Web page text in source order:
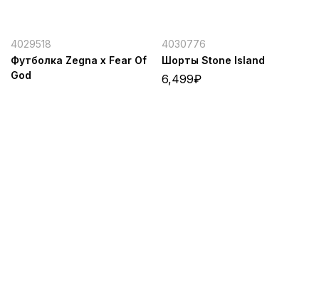
4029518
Футболка Zegna x Fear Of
God
4030776
Шорты Stone Island
6,499₽